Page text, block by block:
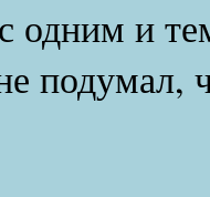
одним и
подумал,